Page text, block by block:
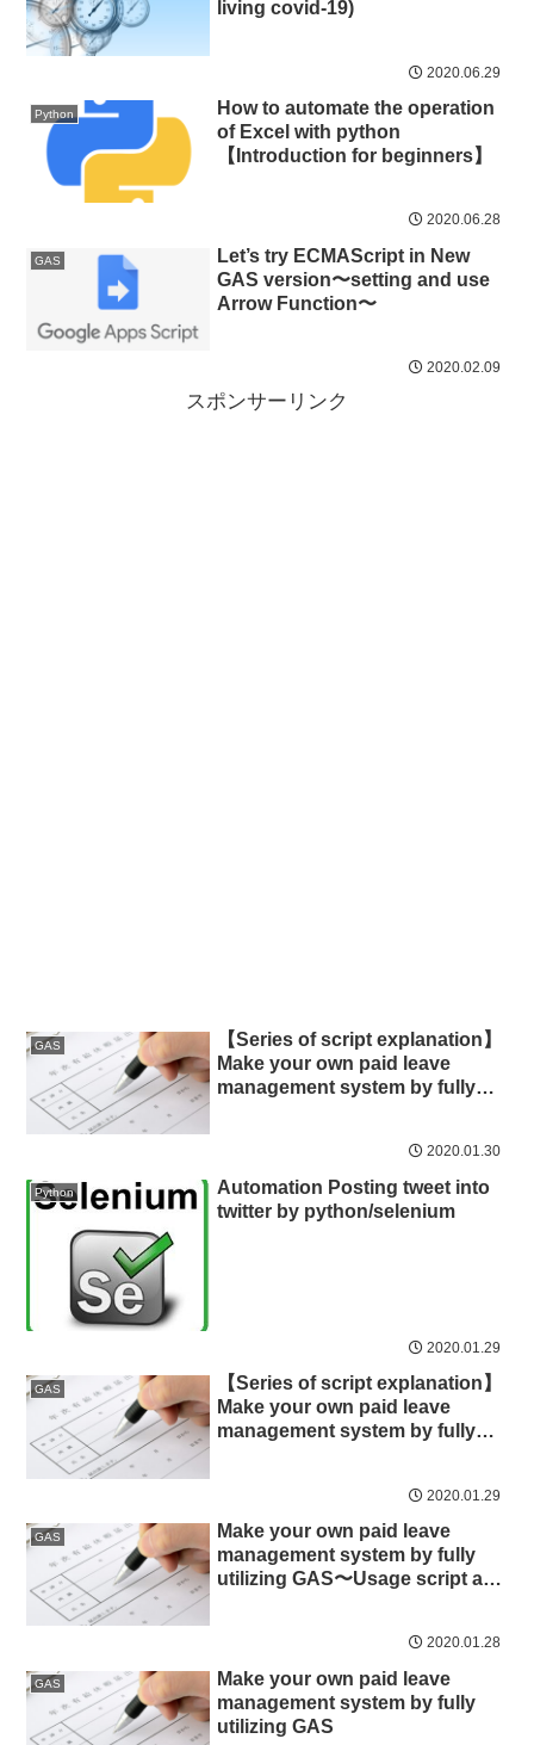
living covid-19)
2020.06.29
Python
How to automate the operation
of Excel with python
【Introduction for beginners】
2020.06.28
GAS
Let’s try ECMAScript in New
GAS version〜setting and use
Arrow Function〜
2020.02.09
スポンサーリンク
GAS
【Series of script explanation】
Make your own paid leave
management system by fully
applicant registers the Form
(html email setting by GAS and
trigger setting)~
2020.01.30
Python
Automation Posting tweet into
twitter by python/selenium
2020.01.29
GAS
【Series of script explanation】
Make your own paid leave
management system by fully
2020.01.29
GAS
Make your own paid leave
management system by fully
utilizing GAS〜Usage script and
2020.01.28
GAS
Make your own paid leave
management system by fully
utilizing GAS